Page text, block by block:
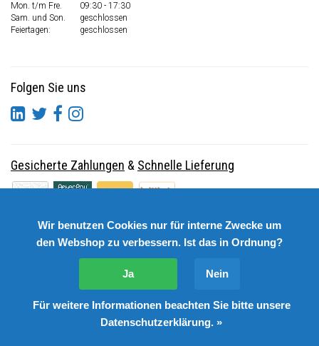
Mon. t/m Fre.
09:30 - 17:30
Sam. und Son.
geschlossen
Feiertagen:
geschlossen
Folgen Sie uns
Gesicherte Zahlungen & Schnelle Lieferung
© Copyright 2026 DutchSpares B.V. - Design byWebdinge.nl
DutchSpares B.V. word beoordeeld met: 9,9/10 (2541
Wir benutzen Cookies nur für interne Zwecke um
den Webshop zu verbessern. Ist das in Ordnung?
Ja Nein
Für weitere Informationen beachten Sie bitte unsere
Datenschutzerklärung. »